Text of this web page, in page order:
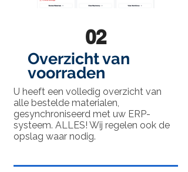
02
Overzicht van
voorraden
U heeft een volledig overzicht van
alle bestelde materialen,
gesynchroniseerd met uw ERP-
systeem. ALLES! Wij regelen ook de
opslag waar nodig.